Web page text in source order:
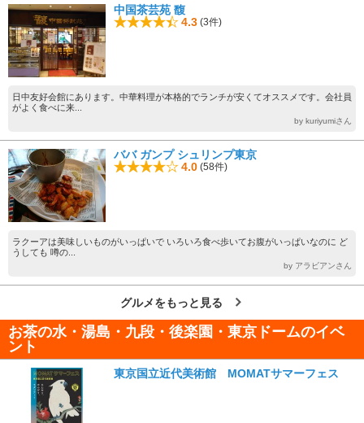
中国茶芸苑 馥
4.3 (3件)
日中友好会館にあります。中華料理が本格的でランチが安くてオススメです。会社員
がよく食べに来...
by kuriyumiさん
ババ ガンプ シュリンプ東京
4.0 (58件)
ラクーアは美味しいものがいっぱいで いろいろ食べ歩いてお腹がいっぱいなのに ど
うしても 噂の...
by アラビアンさん
グルメをもっと見る
お茶の水・湯島・九段・後楽園・東京ドームのイベ
ント
東京国立近代美術館 MOMATサマーフェス